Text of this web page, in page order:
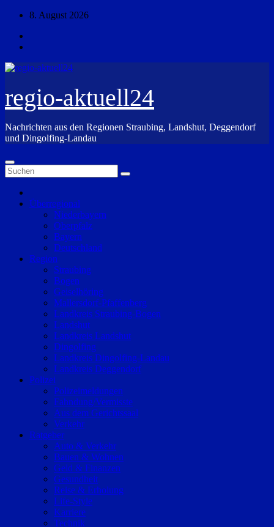
Zum
springen
8. August 2026
regio-aktuell24
Nachrichten aus den Regionen Straubing, Landshut, Deggendorf
und Dingolfing-Landau
Überregional
Niederbayern
Oberpfalz
Bayern
Deutschland
Region
Straubing
Bogen
Geiselhöring
Mallersdorf-Pfaffenberg
Landkreis Straubing-Bogen
Landshut
Landkreis Landshut
Dingolfing
Landkreis Dingolfing-Landau
Landkreis Deggendorf
Polizei
Polizeimeldungen
Fahndung/Vermisste
Aus dem Gerichtssaal
Verkehr
Ratgeber
Auto & Verkehr
Bauen & Wohnen
Geld & Finanzen
Gesundheit
Reise & Erholung
Life-Style
Karriere
Technik